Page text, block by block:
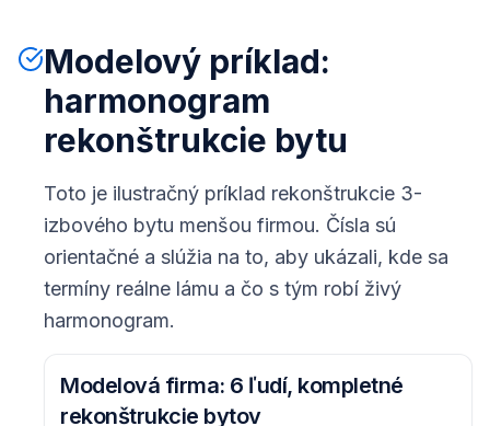
Modelový príklad:
harmonogram
rekonštrukcie bytu
Toto je ilustračný príklad rekonštrukcie 3-
izbového bytu menšou firmou. Čísla sú
orientačné a slúžia na to, aby ukázali, kde sa
termíny reálne lámu a čo s tým robí živý
harmonogram.
Modelová firma: 6 ľudí, kompletné
rekonštrukcie bytov